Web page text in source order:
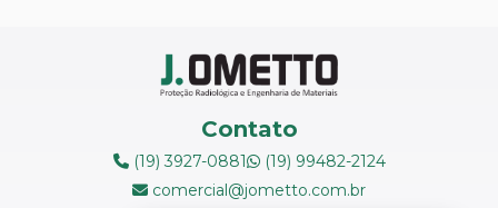
MANUTENÇÃO DE MEDIDORES DE RADIAÇÃO
MEDIÇÃO DE FERRITA
RADIOGRAFIA INDUSTRIAL
Contato
(19) 3927-0881
(19) 99482-2124
comercial@jometto.com.br